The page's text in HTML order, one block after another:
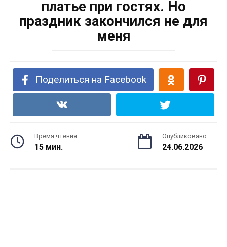
платье при гостях. Но
праздник закончился не для
меня
Поделиться на Facebook
Время чтения
15 мин.
Опубликовано
24.06.2026